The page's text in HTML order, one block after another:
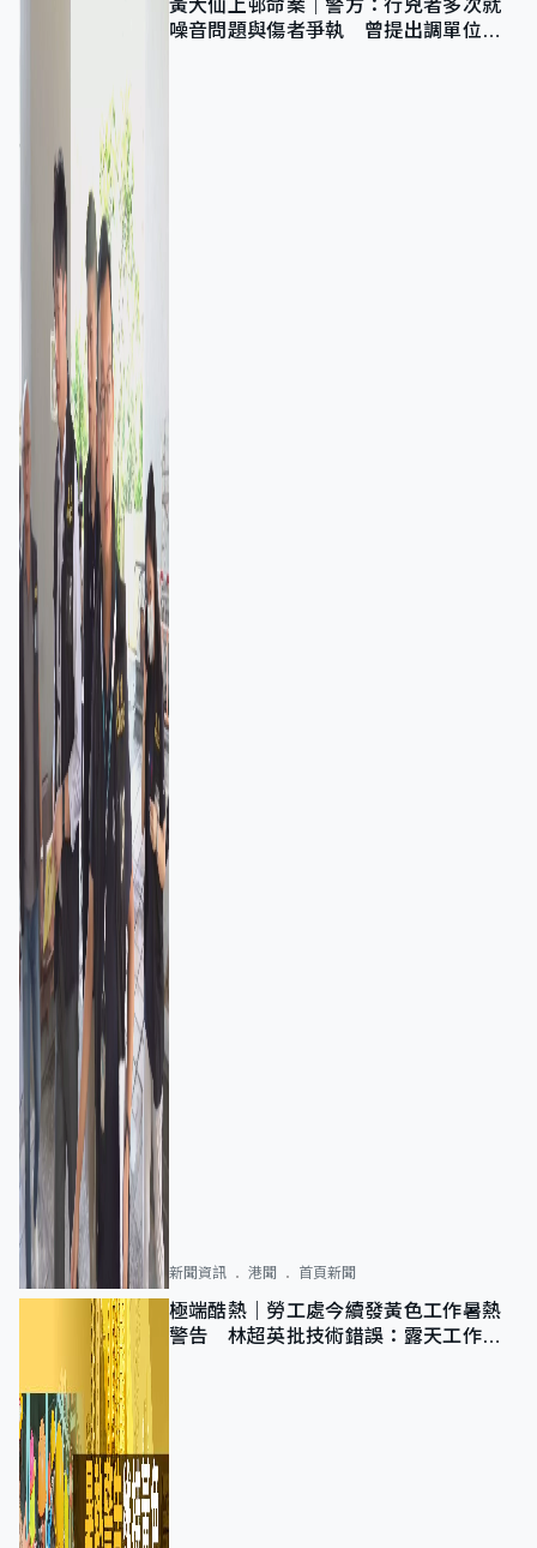
黃大仙上邨命案｜警方：行兇者多次就
噪音問題與傷者爭執 曾提出調單位已
新聞資訊 港聞 首頁新聞
極端酷熱｜勞工處今續發黃色工作暑熱
警告 林超英批技術錯誤：露天工作不